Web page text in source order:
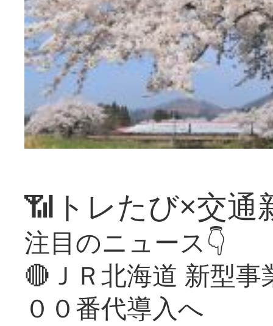
📶トレたび×交通
注目のニュース👇
🔴ＪＲ北海道 新型
００番代導入へ